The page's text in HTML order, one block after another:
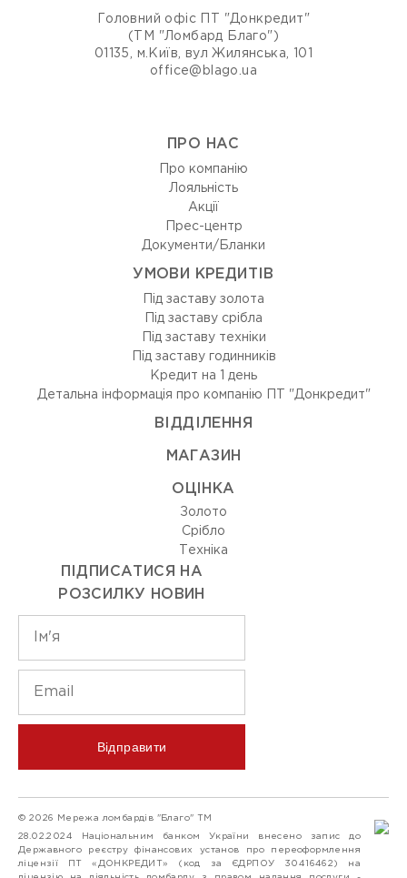
Головний офіс ПТ "Донкредит"
(ТМ "Ломбард Благо")
01135, м.Київ, вул Жилянська, 101
office@blago.ua
ПРО НАС
Про компанію
Лояльність
Акції
Прес-центр
Документи/Бланки
УМОВИ КРЕДИТІВ
Під заставу золота
Під заставу срібла
Під заставу техніки
Під заставу годинників
Кредит на 1 день
Детальна інформація про компанію ПТ "Донкредит"
ВIДДIЛЕННЯ
МАГАЗИН
ОЦIНКА
Золото
Срiбло
Технiка
ПІДПИСАТИСЯ НА
РОЗСИЛКУ НОВИН
Відправити
© 2026 Мережа ломбардів "Благо" ТМ
28.02.2024 Національним банком України внесено запис до
Державного реєстру фінансових установ про переоформлення
ліцензії ПТ «ДОНКРЕДИТ» (код за ЄДРПОУ 30416462) на